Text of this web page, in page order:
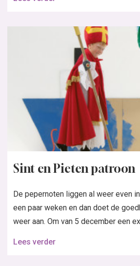
Sint en Pieten patroon
De pepernoten liggen al weer even
een paar weken en dan doet de
weer aan. Om van 5 december een
Lees verder